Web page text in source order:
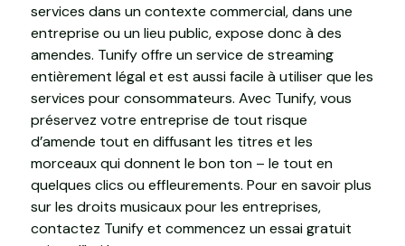
services dans un contexte commercial, dans une
entreprise ou un lieu public, expose donc à des
amendes. Tunify offre un service de streaming
entièrement légal et est aussi facile à utiliser que les
services pour consommateurs. Avec Tunify, vous
préservez votre entreprise de tout risque
d’amende tout en diffusant les titres et les
morceaux qui donnent le bon ton – le tout en
quelques clics ou effleurements. Pour en savoir plus
sur les droits musicaux pour les entreprises,
contactez Tunify et commencez un essai gratuit